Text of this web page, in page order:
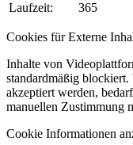
Laufzeit:
365
Cookies für Externe
Inhalte von
standardmäßig
akzeptiert werden,
manuellen Zustimmung
Cookie Informationen